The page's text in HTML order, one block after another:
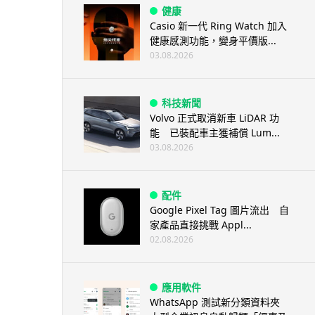
健康
Casio 新一代 Ring Watch 加入
健康感測功能，變身平價版...
03.08.2026
科技新聞
Volvo 正式取消新車 LiDAR 功
能 已裝配車主獲補償 Lum...
03.08.2026
配件
Google Pixel Tag 圖片流出 自
家產品直接挑戰 Appl...
02.08.2026
應用軟件
WhatsApp 測試新分類資料夾